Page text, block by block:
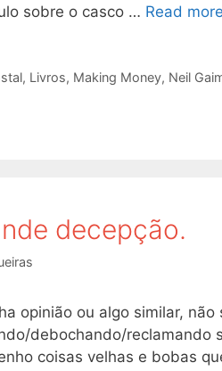
sobre o casco … Read more
, Livros, Making Money, Neil
decepção.
opinião ou algo similar,
debochando/reclamando
coisas velhas e bobas